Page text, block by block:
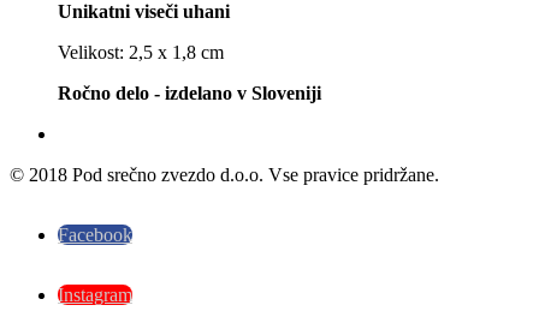
Unikatni viseči uhani
Velikost: 2,5 x 1,8 cm
Ročno delo - izdelano v Sloveniji
© 2018 Pod srečno zvezdo d.o.o. Vse pravice pridržane.
Facebook
Instagram